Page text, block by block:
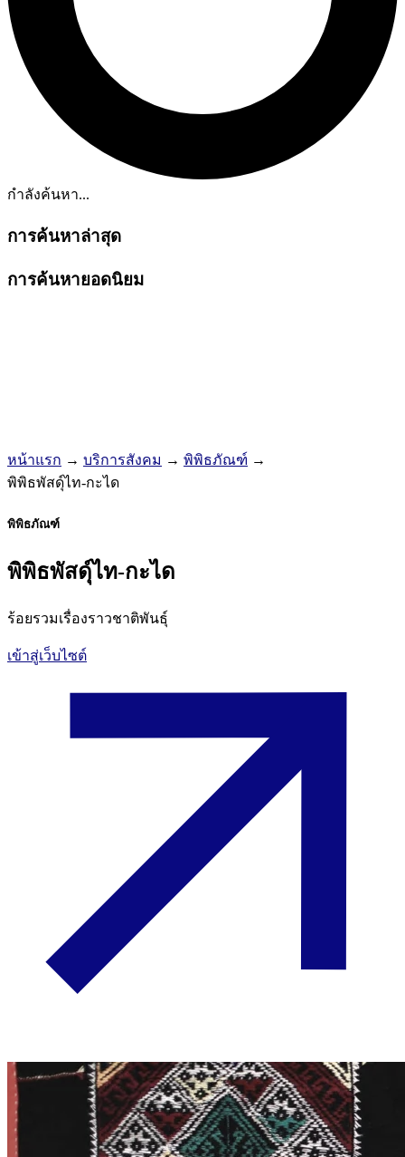
กำลังค้นหา...
การค้นหาล่าสุด
การค้นหายอดนิยม
หน้าแรก → บริการสังคม → พิพิธภัณฑ์ →
พิพิธพัสดุ์ไท-กะได
พิพิธภัณฑ์
พิพิธพัสดุ์ไท-กะได
ร้อยรวมเรื่องราวชาติพันธุ์
เข้าสู่เว็บไซต์